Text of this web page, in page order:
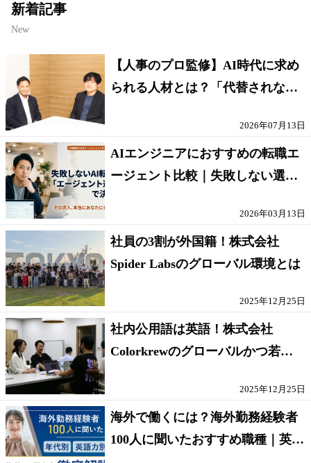
新着記事
New
【人事のプロ監修】AI時代に求め
られる人材とは？「代替されない
2026年07月13日
AIエンジニアにおすすめの転職エ
ージェント比較｜失敗しない選び
2026年03月13日
社員の3割が外国籍！株式会社
Spider Labsのグローバル環境とは
2025年12月25日
社内公用語は英語！株式会社
Colorkrewのグローバルかつ若手
2025年12月25日
海外で働くには？海外勤務経験者
100人に聞いたおすすめ職種｜英語